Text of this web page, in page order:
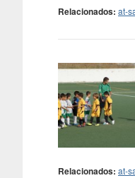
Relacionados: at-
Relacionados: at-